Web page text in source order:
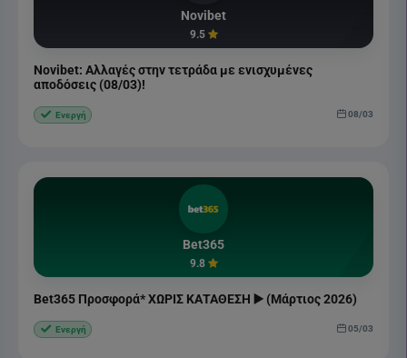
Novibet
9.5
Novibet: Αλλαγές στην τετράδα με ενισχυμένες
αποδόσεις (08/03)!
Ενεργή 08/03
Bet365
9.8
Bet365 Προσφορά* ΧΩΡΙΣ ΚΑΤΑΘΕΣΗ ▶️ (Μάρτιος 2026)
Ενεργή 05/03